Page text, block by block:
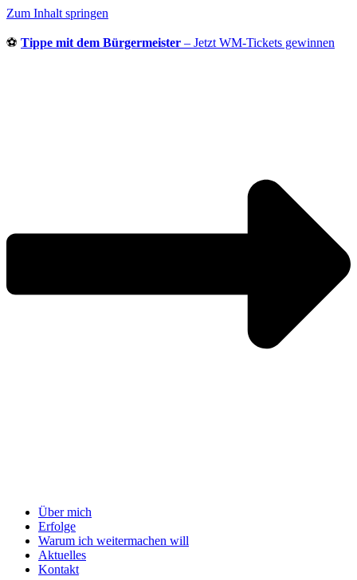
Zum Inhalt springen
⚽ Tippe mit dem Bürgermeister – Jetzt WM-Tickets gewinnen
Über mich
Erfolge
Warum ich weitermachen will
Aktuelles
Kontakt